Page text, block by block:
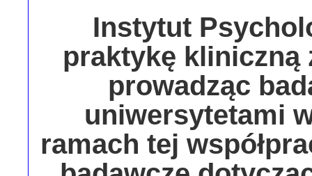
Instytut
praktykę kliniczną
prowadząc
uniwersytetami
ramach tej